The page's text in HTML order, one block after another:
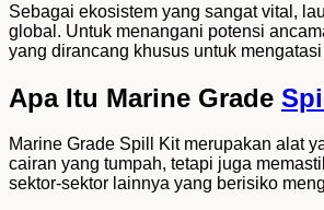
Sebagai ekosistem yang sangat vital,
global. Untuk menangani potensi
yang dirancang khusus untuk
Apa Itu Marine Grade
Marine Grade Spill Kit merupakan alat
cairan yang tumpah, tetapi juga
sektor-sektor lainnya yang berisiko